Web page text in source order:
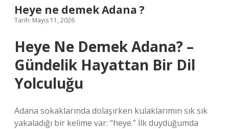
Heye ne demek Adana ?
Tarih: Mayıs 11, 2026
Heye Ne Demek Adana? –
Gündelik Hayattan Bir Dil
Yolculuğu
Adana sokaklarında dolaşırken kulaklarımın sık sık
yakaladığı bir kelime var: “heye.” İlk duyduğumda